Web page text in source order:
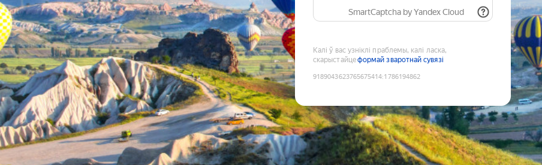
SmartCaptcha by Yandex Cloud
Калі ў вас узніклі праблемы, калі ласка,
скарыстайцеформай зваротнай сувязі
9189043623765675414:1786194862